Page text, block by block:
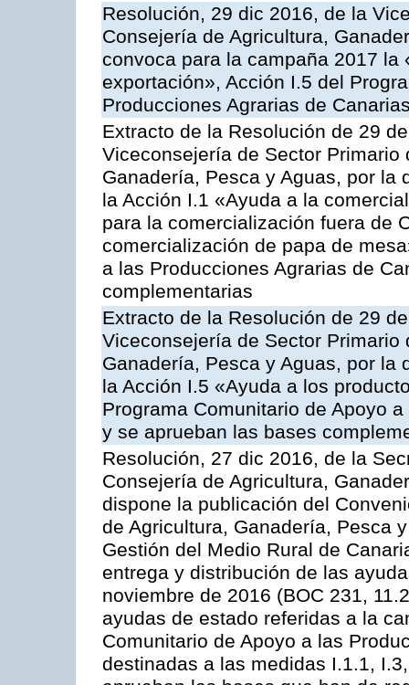
Resolución, 29 dic 2016, de la
Consejería de Agricultura,
convoca para la campaña 2017
exportación», Acción I.5 del
Producciones Agrarias de
Extracto de la Resolución de 29
Viceconsejería de Sector
Ganadería, Pesca y Aguas, por la
la Acción I.1 «Ayuda a la
para la comercialización fuera de
comercialización de papa de
a las Producciones Agrarias de
complementarias
Extracto de la Resolución de 29
Viceconsejería de Sector
Ganadería, Pesca y Aguas, por la
la Acción I.5 «Ayuda a los
Programa Comunitario de Apoyo
y se aprueban las bases
Resolución, 27 dic 2016, de la
Consejería de Agricultura,
dispone la publicación del
de Agricultura, Ganadería, Pesca
Gestión del Medio Rural de
entrega y distribución de las
noviembre de 2016 (BOC 231,
ayudas de estado referidas a la
Comunitario de Apoyo a las
destinadas a las medidas I.1.1,